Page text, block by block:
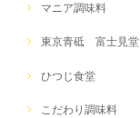
マニア調味料
東京青砥 富士見堂
ひつじ食堂
こだわり調味料